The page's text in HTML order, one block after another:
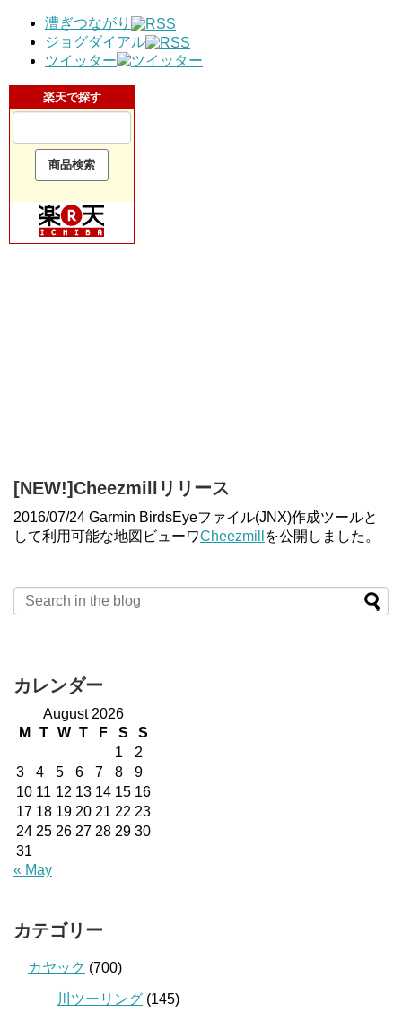
漕ぎつながり
ジョグダイアル
ツイッター
楽天で探す
[NEW!]Cheezmillリリース
2016/07/24 Garmin BirdsEyeファイル(JNX)作成ツールと
して利用可能な地図ビューワCheezmill を公開しました。
カレンダー
August 2026
M
T W T F S
S
1
2
3
4 5 6 7 8
9
10 11 12 13 14 15 16
17 18 19 20 21 22 23
24 25 26 27 28 29 30
31
« May
カテゴリー
カヤック (700)
川ツーリング (145)